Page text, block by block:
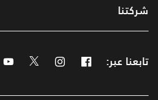
شركتنا
تابعنا عبر: Facebook
Instagram
Twitter